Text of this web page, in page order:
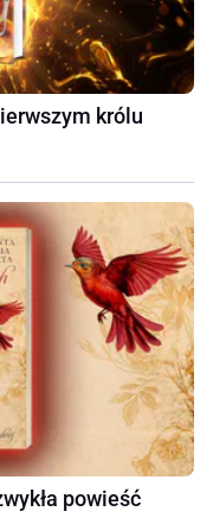
królu
powieść